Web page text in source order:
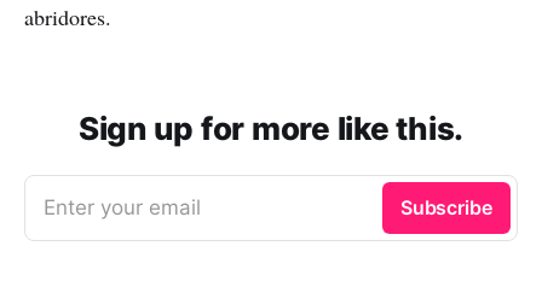
abridores.
Sign up for more like this.
Enter your email Subscribe